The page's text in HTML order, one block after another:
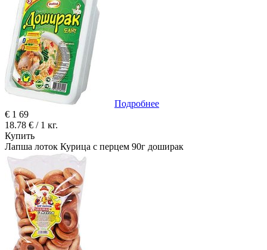
Подробнее
€ 1 69
18.78 € / 1 кг.
Купить
Лапша лоток Курица с перцем 90г доширак